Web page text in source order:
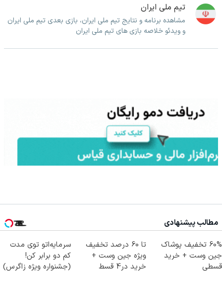
تیم ملی ایران
مشاهده برنامه و نتایج تیم ملی ایران، بازی بعدی تیم ملی ایران
و ویدئو خلاصه بازی های تیم ملی ایران
مطالب پیشنهادی
60% تخفیف پوشاک
جین وست + خرید
قسطی
تا 60 درصد تخفیف
ویژه جین وست +
خرید در4 قسط
سرمایه‌اتو توی مدت
کم دو برابر کن!
(جشنواره ویژه زاگرس)